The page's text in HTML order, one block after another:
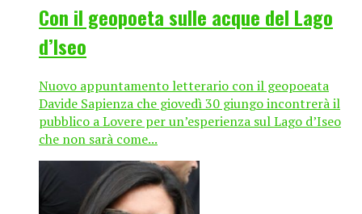
Con il geopoeta sulle acque del Lago
d’Iseo
Nuovo appuntamento letterario con il geopoeata
Davide Sapienza che giovedì 30 giungo incontrerà il
pubblico a Lovere per un’esperienza sul Lago d’Iseo
che non sarà come...